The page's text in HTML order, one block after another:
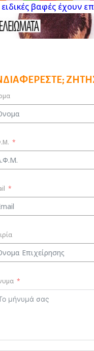
βαφές έχουν